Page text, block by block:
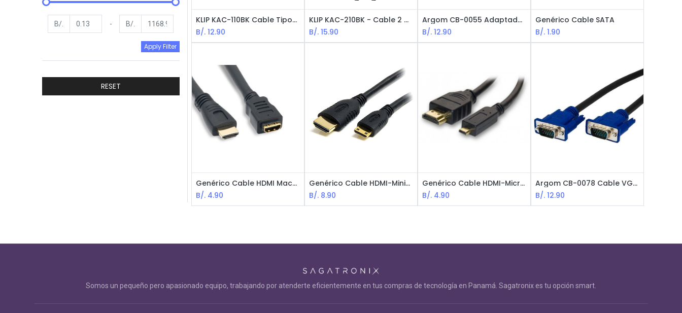
B/. - B/.
Apply Filter
RESET
KLIP KAC-110BK Cable Tipo-C Para Transmisión de Datos - 1M / Negro
B/.12.90
KLIP KAC-210BK - Cable 2 en 1 Micro-Usb con Conector Lightning / Negro
B/.15.90
Argom CB-0055 Adaptador HDMI Macho a VGA Hembra
B/.12.90
Genérico Cable SATA
B/.1.90
Genérico Cable HDMI Macho-Hembra / 3m / Negro
B/. 4.90
Genérico Cable HDMI-MiniHDMI / Macho-Macho / 1.5m / Negro
B/. 8.90
Genérico Cable HDMI-MicroHDMI / Macho-Macho / 1.5m / Negro
B/. 4.90
Argom CB-0078 Cable VGA a VGA / M-M / 25 Feet (7.5m) / Negro
B/.12.90
Somos un pequeño pero apasionado equipo, trabajando por atenderte eficientemente en tus compras de tecnología en Panamá. Sagatronix es tu opción smart.